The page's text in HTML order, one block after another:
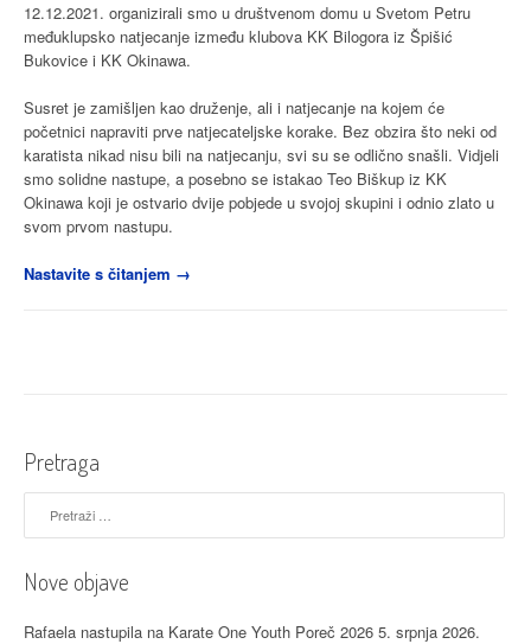
12.12.2021. organizirali smo u društvenom domu u Svetom Petru
međuklupsko natjecanje između klubova KK Bilogora iz Špišić
Bukovice i KK Okinawa.
Susret je zamišljen kao druženje, ali i natjecanje na kojem će
početnici napraviti prve natjecateljske korake. Bez obzira što neki od
karatista nikad nisu bili na natjecanju, svi su se odlično snašli. Vidjeli
smo solidne nastupe, a posebno se istakao Teo Biškup iz KK
Okinawa koji je ostvario dvije pobjede u svojoj skupini i odnio zlato u
svom prvom nastupu.
Nastavite s čitanjem “Natjecanje
→
Pretraga
Nove objave
Rafaela nastupila na Karate One Youth Poreč 2026 5. srpnja 2026.